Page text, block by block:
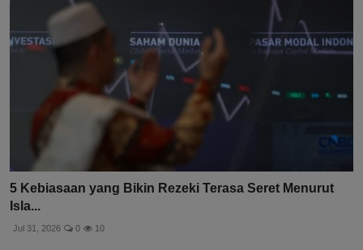
5 Kebiasaan yang Bikin Rezeki Terasa Seret Menurut
Isla...
Jul 31, 2026 0 10